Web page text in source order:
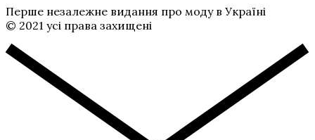
Перше незалежне видання про моду в Україні
© 2021 усі права захищені